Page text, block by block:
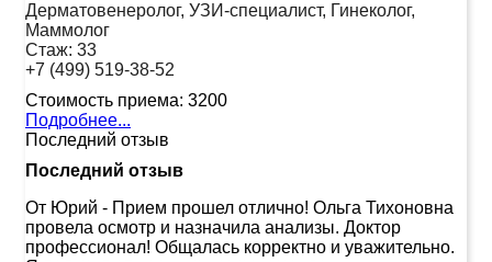
Дерматовенеролог, УЗИ-специалист, Гинеколог,
Маммолог
Стаж: 33
+7 (499) 519-38-52
Стоимость приема: 3200
Подробнее...
Последний отзыв
Последний отзыв
От Юрий - Прием прошел отлично! Ольга Тихоновна
провела осмотр и назначила анализы. Доктор
профессионал! Общалась корректно и уважительно.